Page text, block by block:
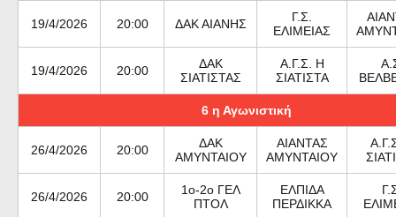
19/4/2026 20:00 ΔΑΚ ΑΙΑΝΗΣ
Γ.Σ.
ΕΛΙΜΕΙΑΣ
19/4/2026 20:00
ΔΑΚ
ΣΙΑΤΙΣΤΑΣ
Α.Γ.Σ. Η
ΣΙΑΤΙΣΤΑ
6 η Αγωνιστική
26/4/2026 20:00
ΔΑΚ
ΑΜΥΝΤΑΙΟΥ
ΑΙΑΝΤΑΣ
ΑΜΥΝΤΑΙΟΥ
26/4/2026 20:00
1ο-2ο ΓΕΛ
ΠΤΟΛ
ΕΛΠΙΔΑ
ΠΕΡΔΙΚΚΑ